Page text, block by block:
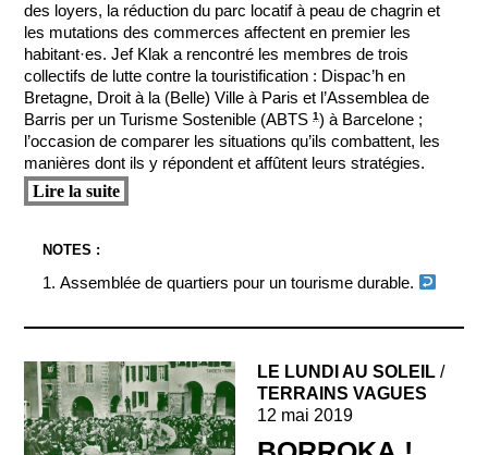
des loyers, la réduction du parc locatif à peau de chagrin et
les mutations des commerces affectent en premier les
habitant·es. Jef Klak a rencontré les membres de trois
collectifs de lutte contre la touristification : Dispac’h en
Bretagne, Droit à la (Belle) Ville à Paris et l’Assemblea de
Barris per un Turisme Sostenible (ABTS1) à Barcelone ;
l’occasion de comparer les situations qu’ils combattent, les
manières dont ils y répondent et affûtent leurs stratégies.
Lire la suite
Assemblée de quartiers pour un tourisme durable.
LE LUNDI AU SOLEIL /
TERRAINS VAGUES
12 mai 2019